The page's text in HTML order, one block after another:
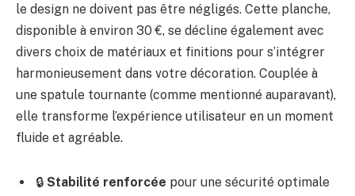
le design ne doivent pas être négligés. Cette planche,
disponible à environ 30 €, se décline également avec
divers choix de matériaux et finitions pour s’intégrer
harmonieusement dans votre décoration. Couplée à
une spatule tournante (comme mentionné auparavant),
elle transforme l’expérience utilisateur en un moment
fluide et agréable.
🔒 Stabilité renforcée pour une sécurité optimale